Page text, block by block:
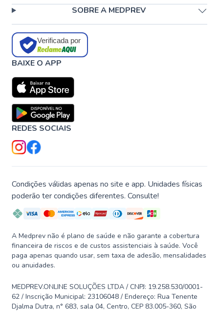
SOBRE A MEDPREV
Verificada por
BAIXE O APP
REDES SOCIAIS
Condições válidas apenas no site e app. Unidades físicas
poderão ter condições diferentes. Consulte!
A Medprev não é plano de saúde e não garante a cobertura
financeira de riscos e de custos assistenciais à saúde. Você
paga apenas quando usar, sem taxa de adesão, mensalidades
ou anuidades.
MEDPREV.ONLINE SOLUÇÕES LTDA / CNPJ: 19.258.530/0001-
62 / Inscrição Municipal: 23106048 / Endereço: Rua Tenente
Djalma Dutra, n° 683, sala 04, Centro, CEP 83.005-360, São